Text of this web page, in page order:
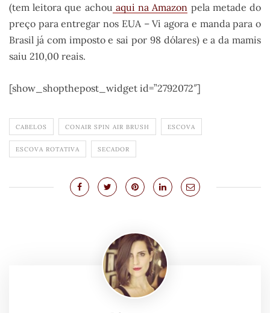
(tem leitora que achou aqui na Amazon pela metade do
preço para entregar nos EUA – Vi agora e manda para o
Brasil já com imposto e sai por 98 dólares) e a da mamis
saiu 210,00 reais.
[show_shopthepost_widget id=”2792072″]
CABELOS CONAIR SPIN AIR BRUSH ESCOVA
ESCOVA ROTATIVA SECADOR